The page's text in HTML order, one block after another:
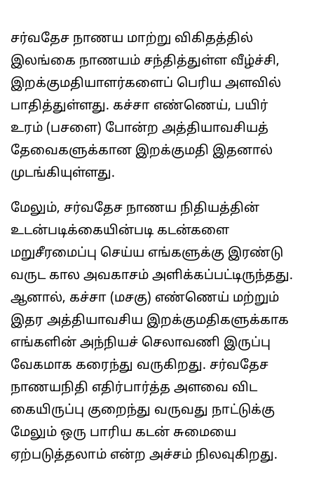
சர்வதேச நாணய மாற்று விகிதத்தில்
இலங்கை நாணயம் சந்தித்துள்ள வீழ்ச்சி,
இறக்குமதியாளர்களைப் பெரிய அளவில்
பாதித்துள்ளது. கச்சா எண்ணெய், பயிர்
உரம் (பசளை) போன்ற அத்தியாவசியத்
தேவைகளுக்கான இறக்குமதி இதனால்
முடங்கியுள்ளது.
மேலும், சர்வதேச நாணய நிதியத்தின்
உடன்படிக்கையின்படி கடன்களை
மறுசீரமைப்பு செய்ய எங்களுக்கு இரண்டு
வருட கால அவகாசம் அளிக்கப்பட்டிருந்தது.
ஆனால், கச்சா (மசகு) எண்ணெய் மற்றும்
இதர அத்தியாவசிய இறக்குமதிகளுக்காக
எங்களின் அந்நியச் செலாவணி இருப்பு
வேகமாக கரைந்து வருகிறது. சர்வதேச
நாணயநிதி எதிர்பார்த்த அளவை விட
கையிருப்பு குறைந்து வருவது நாட்டுக்கு
மேலும் ஒரு பாரிய கடன் சுமையை
ஏற்படுத்தலாம் என்ற அச்சம் நிலவுகிறது.